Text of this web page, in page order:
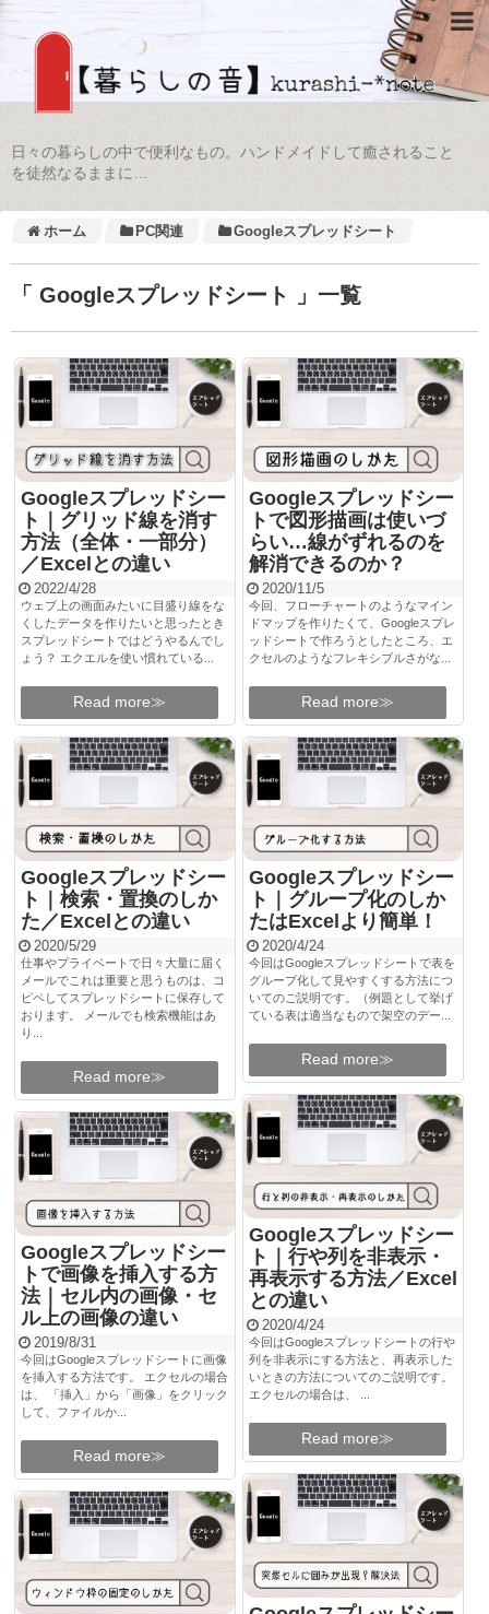
日々の暮らしの中で便利なもの。ハンドメイドして癒されること
を徒然なるままに…
ホーム PC関連 Googleスプレッドシート
「 Googleスプレッドシート 」一覧
Googleスプレッドシー
ト｜グリッド線を消す
方法（全体・一部分）
／Excelとの違い
2022/4/28
ウェブ上の画面みたいに目盛り線をな
くしたデータを作りたいと思ったとき
スプレッドシートではどうやるんでし
ょう？ エクエルを使い慣れている...
Read more≫
Googleスプレッドシー
トで図形描画は使いづ
らい…線がずれるのを
解消できるのか？
2020/11/5
今回、フローチャートのようなマイン
ドマップを作りたくて、Googleスプレ
ッドシートで作ろうとしたところ、エ
クセルのようなフレキシブルさがな...
Read more≫
Googleスプレッドシー
ト｜検索・置換のしか
た／Excelとの違い
2020/5/29
仕事やプライベートで日々大量に届く
メールでこれは重要と思うものは、コ
ピペしてスプレッドシートに保存して
おります。 メールでも検索機能はあ
り...
Read more≫
Googleスプレッドシー
ト｜グループ化のしか
たはExcelより簡単！
2020/4/24
今回はGoogleスプレッドシートで表を
グループ化して見やすくする方法につ
いてのご説明です。（例題として挙げ
ている表は適当なもので架空のデー...
Read more≫
Googleスプレッドシー
ト｜行や列を非表示・
再表示する方法／Excel
との違い
2020/4/24
今回はGoogleスプレッドシートの行や
列を非表示にする方法と、再表示した
いときの方法についてのご説明です。
エクセルの場合は、 ...
Read more≫
Googleスプレッドシー
トで画像を挿入する方
法｜セル内の画像・セ
ル上の画像の違い
2019/8/31
今回はGoogleスプレッドシートに画像
を挿入する方法です。 エクセルの場合
は、 「挿入」から「画像」をクリック
して、ファイルか...
Read more≫